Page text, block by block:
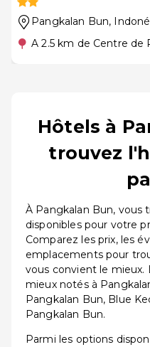
Pangkalan Bun,
A 2.5 km de Centre de
Hôtels à
trouvez
À Pangkalan Bun, vous
disponibles pour votre
Comparez les prix, les
emplacements pour
vous convient le mieux.
mieux notés à
Pangkalan Bun, Blue
Pangkalan Bun.
Parmi les options